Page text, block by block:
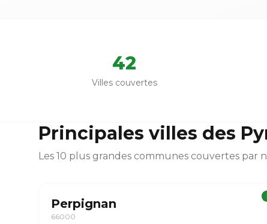
42
Villes couvertes
Principales villes des
Les 10 plus grandes communes couvertes par
Perpignan
66000